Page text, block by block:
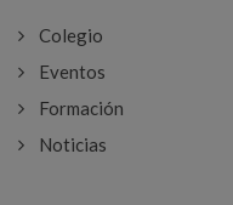
Colegio
Eventos
Formación
Noticias